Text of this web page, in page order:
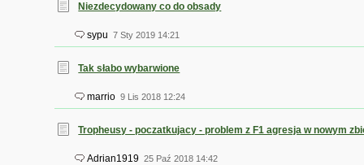
Niezdecydowany co do obsady
sypu 7 Sty 2019 14:21
Tak słabo wybarwione
marrio 9 Lis 2018 12:24
Tropheusy - poczatkujacy - problem z F1 agresja w nowym
Adrian1919 25 Paź 2018 14:42